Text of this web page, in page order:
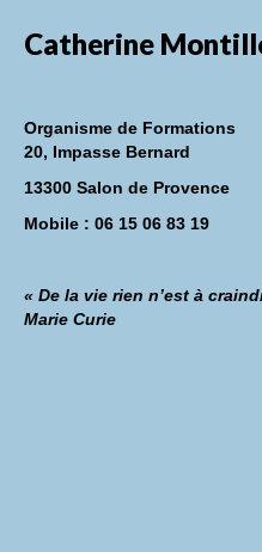
Catherine
Organisme de Formations
20, Impasse Bernard
13300 Salon de Provence
Mobile : 06 15 06 83 19
« De la vie rien n’est à
Marie Curie